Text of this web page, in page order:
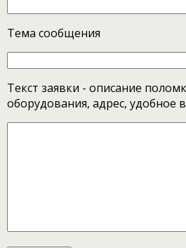
Тема сообщения
Текст заявки - описание
оборудования, адрес, удобное